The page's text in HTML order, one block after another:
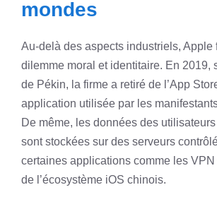
mondes
Au-delà des aspects industriels, Apple
dilemme moral et identitaire. En 2019,
de Pékin, la firme a retiré de l’App
application utilisée par les
De même, les données des
sont stockées sur des serveurs
certaines applications comme les
de l’écosystème iOS chinois.